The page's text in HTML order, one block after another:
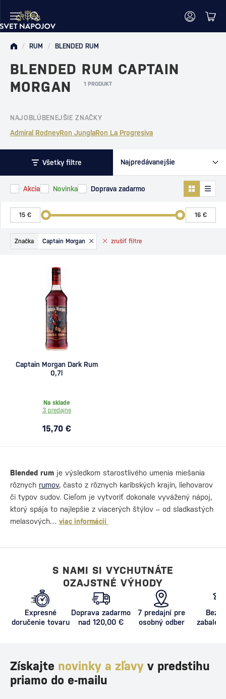
/ RUM / BLENDED RUM
BLENDED RUM CAPTAIN
MORGAN
1 PRODUKT
NAJOBLÚBENEJŠIE ZNAČKY
Admiral RodneyRon JunglaRon La Progresiva
Všetky filtre
Akcia Novinka Doprava zadarmo
zrušiť filtre
Značka Captain Morgan
Captain Morgan Dark Rum
0,7l
Na sklade
3 predajne
15,70 €
Blended rum je výsledkom starostlivého umenia miešania
rôznych rumov, často z rôznych karibských krajín, liehovarov
či typov sudov. Cieľom je vytvoriť dokonale vyvážený nápoj,
ktorý spája to najlepšie z viacerých štýlov – od sladkastých
melasových… viac informácií
S NAMI SI VYCHUTNÁTE
OZAJSTNÉ VÝHODY
Expresné
doručenie tovaru
Doprava zadarmo
nad 120,00 €
7 predajní pre
osobný odber
Získajte novinky a zľavy v predstihu
priamo do e-mailu